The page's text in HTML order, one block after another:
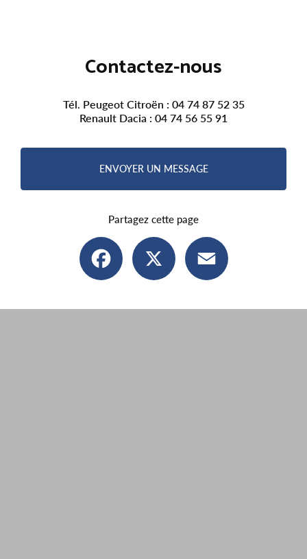
Contactez-nous
Tél. Peugeot Citroën : 04 74 87 52 35
Renault Dacia : 04 74 56 55 91
ENVOYER UN MESSAGE
Partagez cette page
Facebook